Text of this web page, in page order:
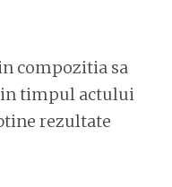
compozitia sa
in timpul actului
rezultate